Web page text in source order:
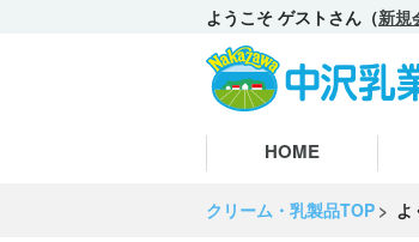
ようこそ ゲストさん（新規
HOME
クリーム・乳製品TOP よ